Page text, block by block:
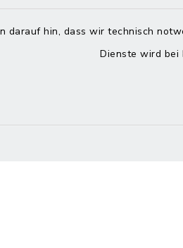
darauf hin, dass wir technisch
Dienste wird bei